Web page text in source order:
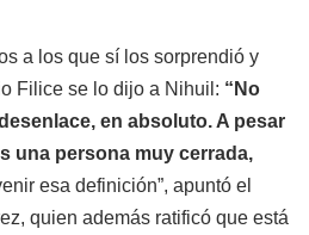
a los que sí los sorprendió y
Filice se lo dijo a Nihuil: “No
en absoluto. A pesar
una persona muy cerrada,
esa definición”, apuntó el
quien además ratificó que está